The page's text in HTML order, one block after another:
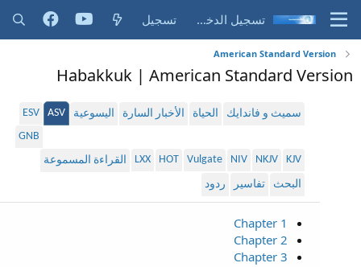
تسجيل الدخول تسجيل
American Standard Version
Habakkuk | American Standard Version
سميث و فاندايك الحياة الأخبار السارة اليسوعية ASV
ESV
GNB
KJV
NKJV
NIV
Vulgate
HOT
LXX
القراءة المسموعة
البحث
تفاسير ردود
Chapter 1
Chapter 2
Chapter 3